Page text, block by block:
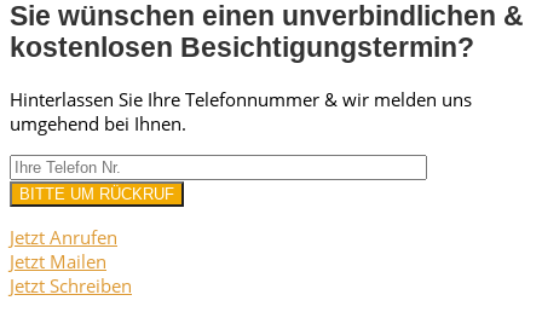
Sie wünschen einen unverbindlichen &
kostenlosen Besichtigungstermin?
Hinterlassen Sie Ihre Telefonnummer & wir melden uns
umgehend bei Ihnen.
Jetzt Anrufen
Jetzt Mailen
Jetzt Schreiben